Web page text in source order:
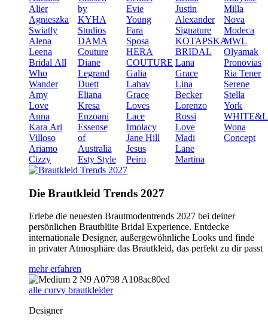
Alier
Agnieszka
Swiatly
Alena
Leena
Bridal All
Who
Wander
Amy
Love
Anna
Kara Ari
Villoso
Ariamo
Cizzy
by
KYHA
Studios
DAMA
Couture
Diane
Legrand
Duett
Eliana
Kresa
Enzoani
Essense
of
Australia
Esty Style
Evie
Young
Fara
Sposa
HERA
COUTURE
Galia
Lahav
Grace
Loves
Lace
Imolacy
Jane Hill
Jesus
Peiro
Justin
Alexander
Signature
KOTAPSKA
BRIDAL
Lana
Grace
Lina
Becker
Lorenzo
Rossi
Love
Madi
Lane
Martina
Milla
Nova
Modeca
MWL
Olyamak
Pronovias
Ria Tener
Serene
Stella
York
Wona
Concept
Die Brautkleid Trends 2027
Erlebe die neuesten Brautmodentrends 2027 bei deiner
persönlichen Brautblüte Bridal Experience. Entdecke
internationale Designer, außergewöhnliche Looks und finde
in privater Atmosphäre das Brautkleid, das perfekt zu dir passt
mehr erfahren
alle curvy brautkleider
Designer